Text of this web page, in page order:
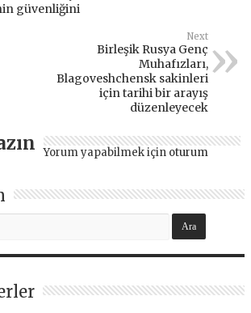
güvenliğini
Next
Birleşik Rusya Genç
Muhafızları,
Blagoveshchensk sakinleri
için tarihi bir arayış
düzenleyecek
Yorum yapabilmek için oturum